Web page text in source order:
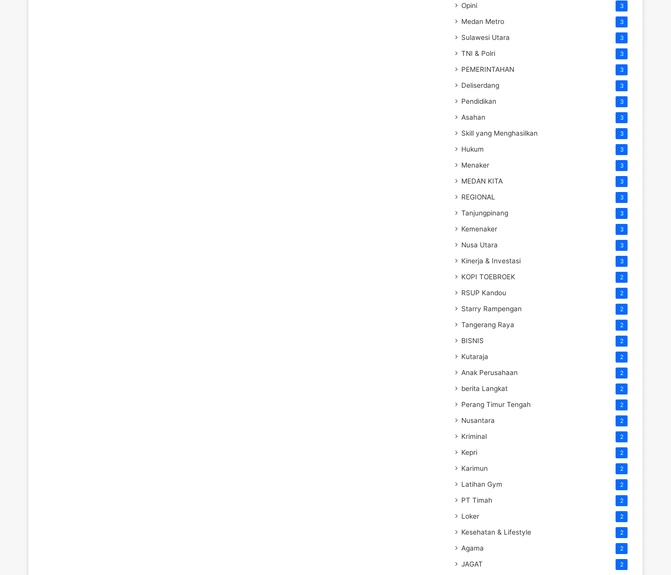
Opini 3
Medan Metro 3
Sulawesi Utara 3
TNI & Polri 3
PEMERINTAHAN 3
Deliserdang 3
Pendidikan 3
Asahan 3
Skill yang Menghasilkan 3
Hukum 3
Menaker 3
MEDAN KITA 3
REGIONAL 3
Tanjungpinang 3
Kemenaker 3
Nusa Utara 3
Kinerja & Investasi 3
KOPI TOEBROEK 2
RSUP Kandou 2
Starry Rampengan 2
Tangerang Raya 2
BISNIS 2
Kutaraja 2
Anak Perusahaan 2
berita Langkat 2
Perang Timur Tengah 2
Nusantara 2
Kriminal 2
Kepri 2
Karimun 2
Latihan Gym 2
PT Timah 2
Loker 2
Kesehatan & Lifestyle 2
Agama 2
JAGAT 2